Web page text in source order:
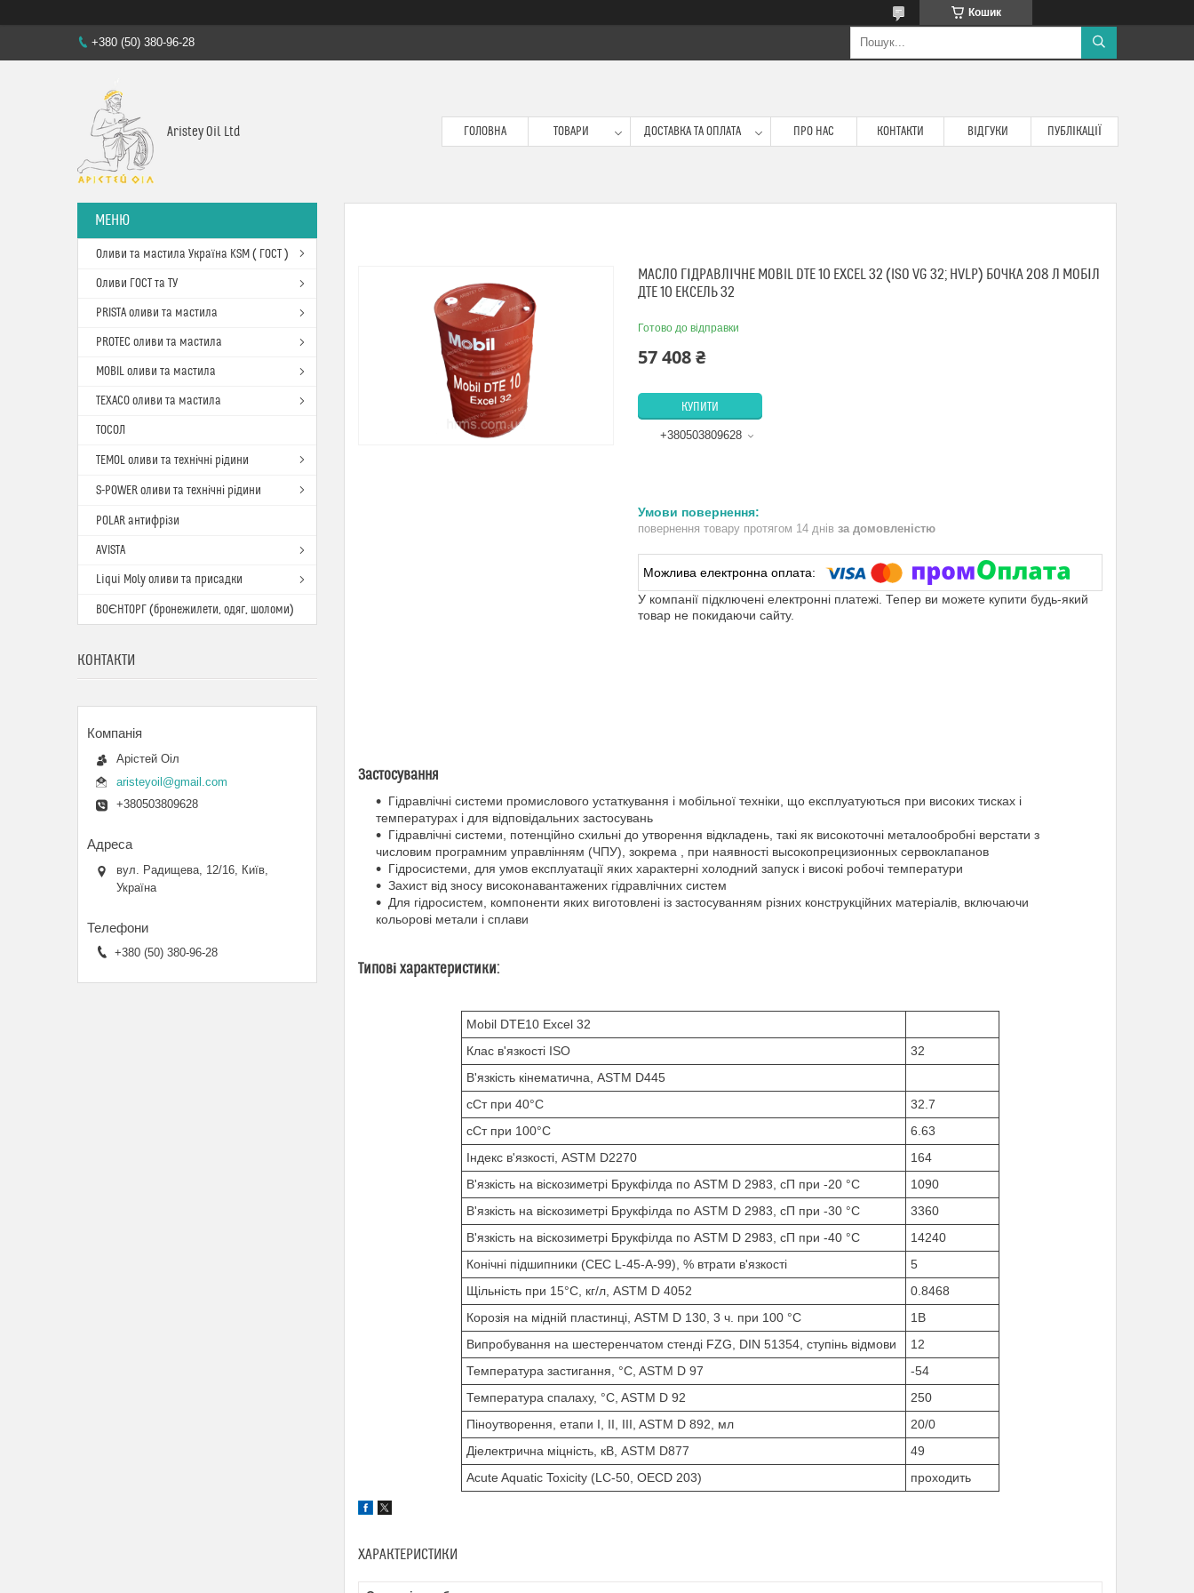
Кошик
+380 (50) 380-96-28
Aristey Oil Ltd ГОЛОВНА ТОВАРИ ДОСТАВКА ТА ОПЛАТА ПРО НАС КОНТАКТИ ВІДГУКИ ПУБЛІКАЦІЇ
МАСЛО ГІДРАВЛІЧНЕ MOBIL DTE 10 EXCEL 32 (ISO VG 32; HVLP) БОЧКА 208 Л МОБІЛ
ДТЕ 10 ЕКСЕЛЬ 32
Готово до відправки
57 408 ₴
КУПИТИ
+380503809628
повернення товару протягом 14 днів за домовленістю
У компанії підключені електронні платежі. Тепер ви можете купити будь-який
товар не покидаючи сайту.
Застосування
Гідравлічні системи промислового устаткування і мобільної техніки, що експлуатуються при високих тисках і
температурах і для відповідальних застосувань
Гідравлічні системи, потенційно схильні до утворення відкладень, такі як високоточні металообробні верстати з
числовим програмним управлінням (ЧПУ), зокрема , при наявності высокопрецизионных сервоклапанов
Гідросистеми, для умов експлуатації яких характерні холодний запуск і високі робочі температури
Захист від зносу високонавантажених гідравлічних систем
Для гідросистем, компоненти яких виготовлені із застосуванням різних конструкційних матеріалів, включаючи
кольорові метали і сплави
Типові характеристики:
Mobil DTE10 Excel 32
Клас в'язкості ISO
32
В'язкість кінематична, ASTM D445
сСт при 40°C
32.7
сСт при 100°C
6.63
Індекс в'язкості, ASTM D2270
164
В'язкість на віскозиметрі Брукфілда по ASTM D 2983, сП при -20 °C
1090
В'язкість на віскозиметрі Брукфілда по ASTM D 2983, сП при -30 °C
3360
В'язкість на віскозиметрі Брукфілда по ASTM D 2983, сП при -40 °C
14240
Конічні підшипники (CEC L-45-A-99), % втрати в'язкості
5
Щільність при 15°С, кг/л, ASTM D 4052
0.8468
Корозія на мідній пластинці, ASTM D 130, 3 ч. при 100 °С
1B
Випробування на шестеренчатом стенді FZG, DIN 51354, ступінь відмови
12
Температура застигання, °C, ASTM D 97
-54
Температура спалаху, °C, ASTM D 92
250
Піноутворення, етапи I, II, III, ASTM D 892, мл
20/0
Діелектрична міцність, кВ, ASTM D877
49
Acute Aquatic Toxicity (LC-50, OECD 203)
проходить
ХАРАКТЕРИСТИКИ
Оливи та мастила Україна KSM ( ГОСТ )
Оливи ГОСТ та ТУ
PRISTA оливи та мастила
PROTEC оливи та мастила
MOBIL оливи та мастила
TEXACO оливи та мастила
ТОСОЛ
TEMOL оливи та технічні рідини
S-POWER оливи та технічні рідини
POLAR антифрізи
AVISTA
Liqui Moly оливи та присадки
ВОЄНТОРГ (бронежилети, одяг, шоломи)
КОНТАКТИ
Арістей Оіл
aristeyoil@gmail.com
+380503809628
вул. Радищева, 12/16, Київ,
Україна
+380 (50) 380-96-28